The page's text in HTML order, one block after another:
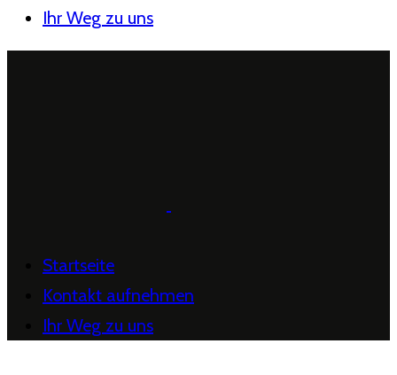
Ihr Weg zu uns
Startseite
Kontakt aufnehmen
Ihr Weg zu uns